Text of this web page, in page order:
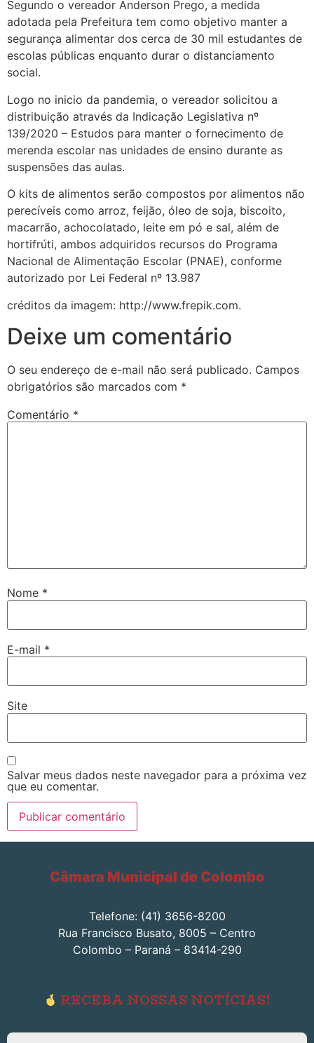
Segundo o vereador Anderson Prego, a medida
adotada pela Prefeitura tem como objetivo manter a
segurança alimentar dos cerca de 30 mil estudantes de
escolas públicas enquanto durar o distanciamento
social.
Logo no inicio da pandemia, o vereador solicitou a
distribuição através da Indicação Legislativa nº
139/2020 – Estudos para manter o fornecimento de
merenda escolar nas unidades de ensino durante as
suspensões das aulas.
O kits de alimentos serão compostos por alimentos não
perecíveis como arroz, feijão, óleo de soja, biscoito,
macarrão, achocolatado, leite em pó e sal, além de
hortifrúti, ambos adquiridos recursos do Programa
Nacional de Alimentação Escolar (PNAE), conforme
autorizado por Lei Federal nº 13.987
créditos da imagem: http://www.frepik.com.
Deixe um comentário
O seu endereço de e-mail não será publicado. Campos
obrigatórios são marcados com *
Comentário *
Nome *
E-mail *
Site
Salvar meus dados neste navegador para a próxima vez
que eu comentar.
Câmara Municipal de Colombo
Telefone: (41) 3656-8200
Rua Francisco Busato, 8005 – Centro
Colombo – Paraná – 83414-290
RECEBA NOSSAS NOTÍCIAS!
Endereço